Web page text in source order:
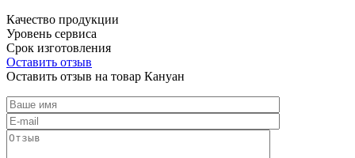
Качество продукции
Уровень сервиса
Срок изготовления
Оставить отзыв
Оставить отзыв на товар Кануан